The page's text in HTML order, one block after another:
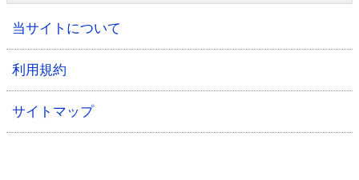
当サイトについて
利用規約
サイトマップ